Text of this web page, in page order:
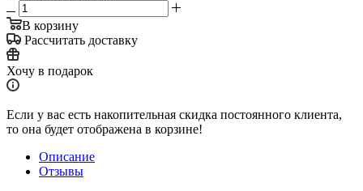
В корзину
Рассчитать доставку
Хочу в подарок
Если у вас есть накопительная скидка постоянного клиента,
то она будет отображена в корзине!
Описание
Отзывы